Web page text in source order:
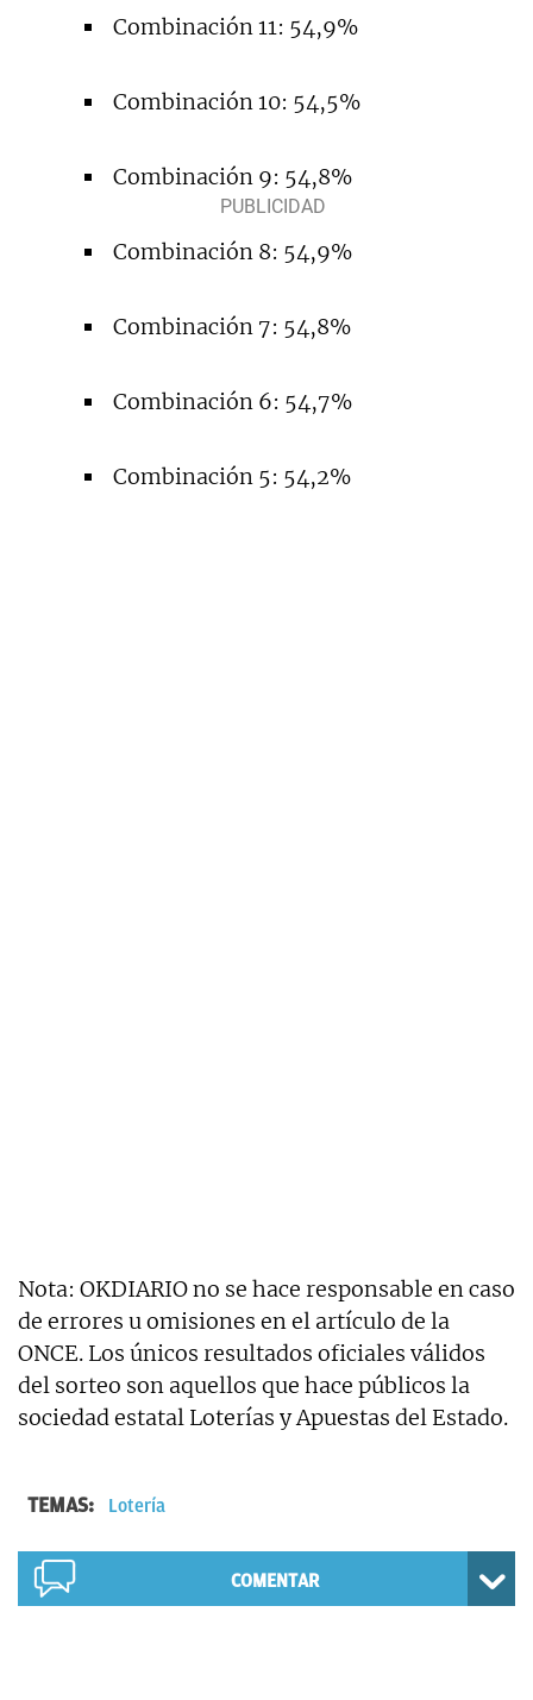
Combinación 11: 54,9%
Combinación 10: 54,5%
Combinación 9: 54,8%
Combinación 8: 54,9%
Combinación 7: 54,8%
Combinación 6: 54,7%
Combinación 5: 54,2%
Nota: OKDIARIO no se hace responsable en caso
de errores u omisiones en el artículo de la
ONCE. Los únicos resultados oficiales válidos
del sorteo son aquellos que hace públicos la
sociedad estatal Loterías y Apuestas del Estado.
TEMAS: Lotería
COMENTAR